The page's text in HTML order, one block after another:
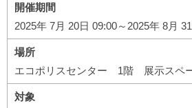
開催期間
2025年 7月 20日 09:00～2025年 8月
場所
エコポリスセンター 1階 展示スペ
対象